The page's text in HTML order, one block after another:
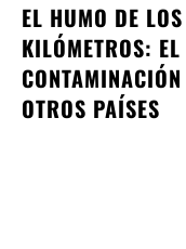
EL HUMO DE
KILÓMETROS:
OTROS PAÍSES